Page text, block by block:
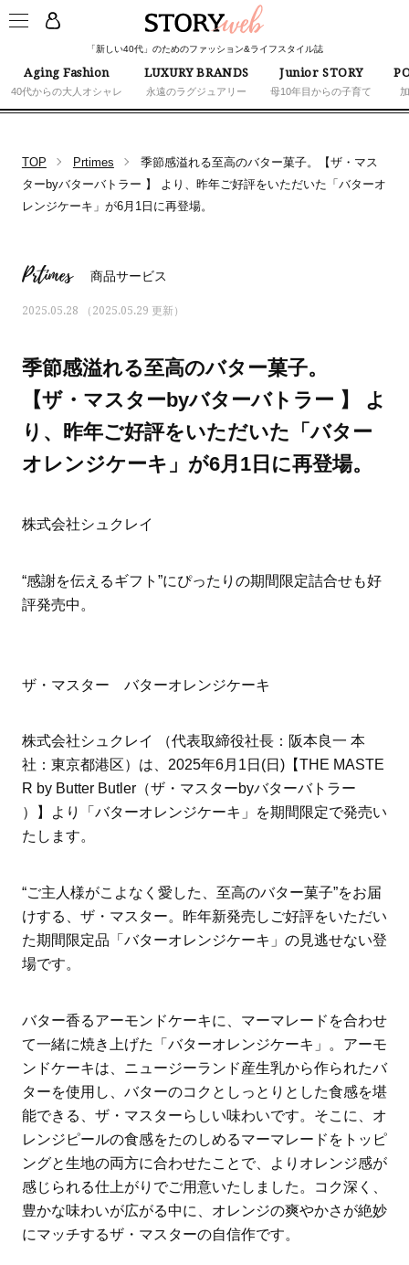
「新しい40代」のためのファッション&ライフスタイル誌
Aging Fashion
40代からの大人オシャレ
LUXURY BRANDS
永遠のラグジュアリー
Junior STORY
母10年目からの子育て
ス学」
タログ
TOP Prtimes
季節感溢れる至高のバター菓子。【ザ・マス
ターbyバターバトラー 】 より、昨年ご好評をいただいた「バターオ
レンジケーキ」が6月1日に再登場。
Prtimes 商品サービス
2025.05.28 （2025.05.29 更新）
季節感溢れる至高のバター菓子。
【ザ・マスターbyバターバトラー 】 よ
り、昨年ご好評をいただいた「バター
オレンジケーキ」が6月1日に再登場。
株式会社シュクレイ
“感謝を伝えるギフト”にぴったりの期間限定詰合せも好
評発売中。
ザ・マスター バターオレンジケーキ
株式会社シュクレイ （代表取締役社長：阪本良一 本
社：東京都港区）は、2025年6月1日(日)【THE MASTE
R by Butter Butler（ザ・マスターbyバターバトラー
）】より「バターオレンジケーキ」を期間限定で発売い
たします。
“ご主人様がこよなく愛した、至高のバター菓子”をお届
けする、ザ・マスター。昨年新発売しご好評をいただい
た期間限定品「バターオレンジケーキ」の見逃せない登
場です。
バター香るアーモンドケーキに、マーマレードを合わせ
て一緒に焼き上げた「バターオレンジケーキ」。アーモ
ンドケーキは、ニュージーランド産生乳から作られたバ
ターを使用し、バターのコクとしっとりとした食感を堪
能できる、ザ・マスターらしい味わいです。そこに、オ
レンジピールの食感をたのしめるマーマレードをトッピ
ングと生地の両方に合わせたことで、よりオレンジ感が
感じられる仕上がりでご用意いたしました。コク深く、
豊かな味わいが広がる中に、オレンジの爽やかさが絶妙
にマッチするザ・マスターの自信作です。